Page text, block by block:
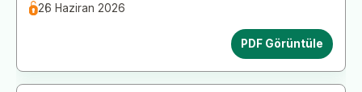
26 Haziran 2026
PDF Görüntüle